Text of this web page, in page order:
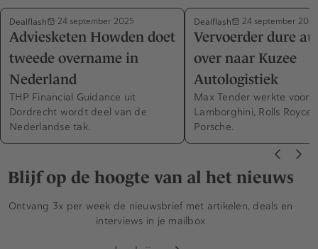
Dealflash 24 september 2025
Adviesketen Howden doet
tweede overname in
Nederland
THP Financial Guidance uit
Dordrecht wordt deel van de
Nederlandse tak.
Dealflash 24 september 2025
Vervoerder dure
over naar Kuzee
Autologistiek
Max Tender werkte voor
Lamborghini, Rolls Royce
Porsche.
Blijf op de hoogte van al het nieuws
Ontvang 3x per week de nieuwsbrief met artikelen, deals en
interviews in je mailbox